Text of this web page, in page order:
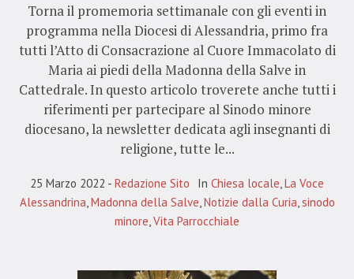
Torna il promemoria settimanale con gli eventi in
programma nella Diocesi di Alessandria, primo fra
tutti l’Atto di Consacrazione al Cuore Immacolato di
Maria ai piedi della Madonna della Salve in
Cattedrale. In questo articolo troverete anche tutti i
riferimenti per partecipare al Sinodo minore
diocesano, la newsletter dedicata agli insegnanti di
religione, tutte le...
25 Marzo 2022 Redazione Sito In Chiesa locale La Voce
Alessandrina Madonna della Salve Notizie dalla Curia sinodo
minore Vita Parrocchiale